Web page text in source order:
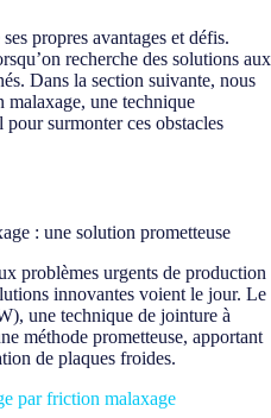
propres avantages et défis.
recherche des solutions aux
Dans la section suivante, nous
malaxage, une technique
surmonter ces obstacles
: une solution prometteuse
problèmes urgents de production
innovantes voient le jour. Le
une technique de jointure à
méthode prometteuse, apportant
de plaques froides.
par friction malaxage